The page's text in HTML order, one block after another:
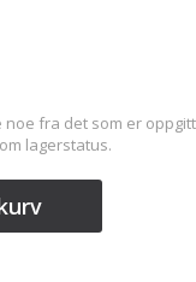
fra det som er oppgitt
lagerstatus.